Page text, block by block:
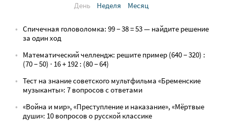
День
Неделя Месяц
Спичечная головоломка: 99 − 38 = 53 — найдите решение
за один ход
Математический челлендж: решите пример (640 − 320) :
(70 − 50) · 16 + 192 : (80 − 64)
Тест на знание советского мультфильма «Бременские
музыканты»: 7 вопросов с ответами
«Война и мир», «Преступление и наказание», «Мёртвые
души»: 10 вопросов о русской классике